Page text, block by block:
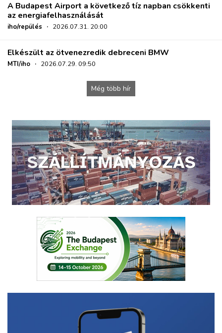
A Budapest Airport a következő tíz napban csökkenti
az energiafelhasználását
iho/repülés · 2026.07.31. 20:00
Elkészült az ötvenezredik debreceni BMW
MTI/iho · 2026.07.29. 09:50
Még több hír